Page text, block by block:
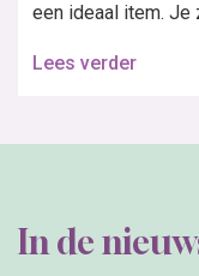
een ideaal item. Je
Lees verder
In de